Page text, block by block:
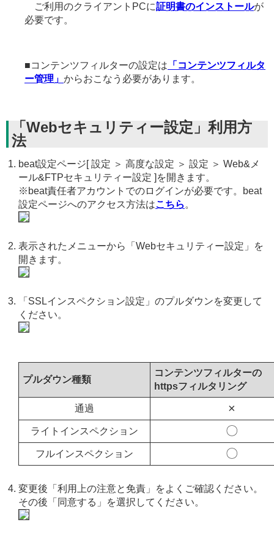
ご利用のクライアントPCに証明書のインストールが
必要です。
■コンテンツフィルターの設定は 「コンテンツフィルタ
ー管理」 からおこなう必要があります。
「Webセキュリティー設定」利用方
法
beat設定ページ[ 設定 ＞ 高度な設定 ＞ 設定 ＞ Web&メ
ール&FTPセキュリティー設定 ]を開きます。
※beat責任者アカウントでのログインが必要です。beat
設定ページへのアクセス方法はこちら 。
表示されたメニューから「Webセキュリティー設定」を
開きます。
「SSLインスペクション設定」のプルダウンを変更して
ください。
プルダウン種類
コンテンツフィルターの
httpsフィルタリング
通過 ×
ライトインスペクション 〇
フルインスペクション 〇
変更後「利用上の注意と免責」をよくご確認ください。
その後「同意する」を選択してください。